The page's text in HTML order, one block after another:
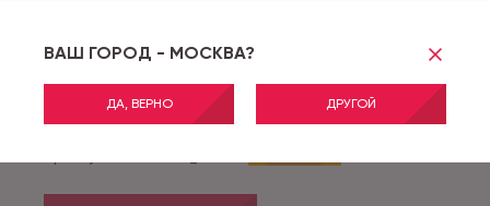
ВАШ ГОРОД - МОСКВА?
ДА, ВЕРНО ДРУГОЙ
IMPERIA BERGEN 16_769M - 4,0 м (0,5мм/ 3,8мм)